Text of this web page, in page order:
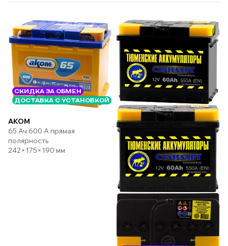
СКИДКА ЗА ОБМЕН
ДОСТАВКА С УСТАНОВКОЙ
AKOM
65 Ач 600 А прямая
полярность
242×175×190 мм